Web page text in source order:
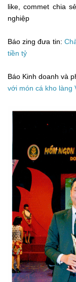
like, commet chia
nghiệp
Báo zing đưa tin:
tiền tỷ
Báo Kinh doanh và
với món cá kho làng